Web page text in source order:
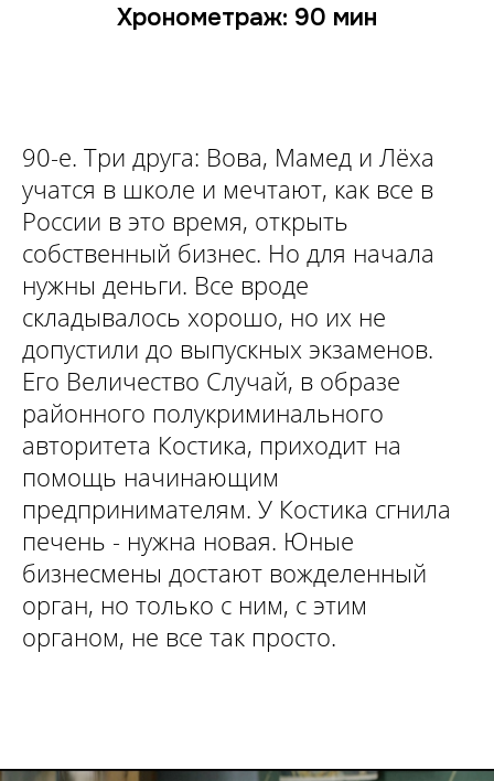
Хронометраж: 90 мин
90-е. Три друга: Вова, Мамед и Лёха
учатся в школе и мечтают, как все в
России в это время, открыть
собственный бизнес. Но для начала
нужны деньги. Все вроде
складывалось хорошо, но их не
допустили до выпускных экзаменов.
Его Величество Случай, в образе
районного полукриминального
авторитета Костика, приходит на
помощь начинающим
предпринимателям. У Костика сгнила
печень - нужна новая. Юные
бизнесмены достают вожделенный
орган, но только с ним, с этим
органом, не все так просто.